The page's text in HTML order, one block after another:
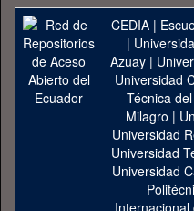
CEDIA|
|
Azuay|
Universidad
Técnica
Milagro |
Universidad
Universidad
Universidad